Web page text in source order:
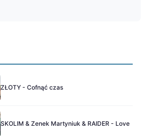
ZŁOTY - Cofnąć czas
SKOLIM & Zenek Martyniuk & RAIDER - Love